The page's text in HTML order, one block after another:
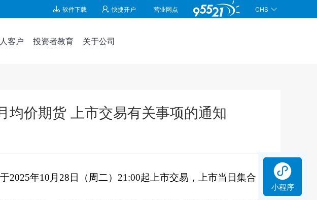
软件下载 快捷开户 营业网点 CHS
客户 投资者教育 关于公司
均价期货 上市交易有关事项的通知
年10月28日（周二）21:00起上市交易，上市当日集合
小程序